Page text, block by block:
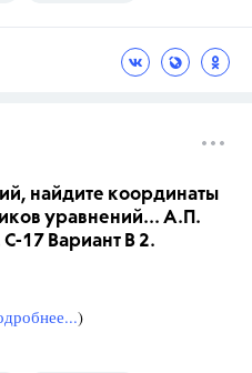
найдите координаты
уравнений... А.П.
17 Вариант В 2.
)